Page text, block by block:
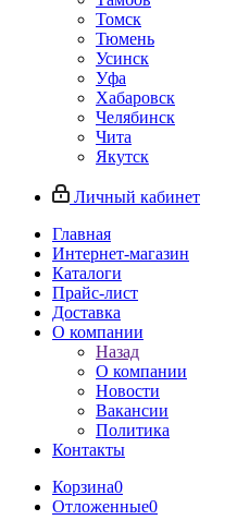
Томск
Тюмень
Усинск
Уфа
Хабаровск
Челябинск
Чита
Якутск
Личный кабинет
Главная
Интернет-магазин
Каталоги
Прайс-лист
Доставка
О компании
Назад
О компании
Новости
Вакансии
Политика
Контакты
Корзина0
Отложенные0